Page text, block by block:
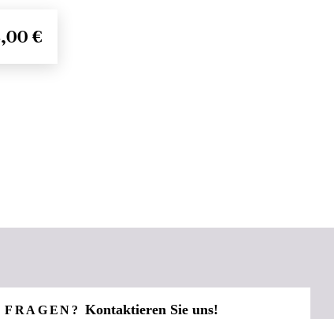
€
FRAGEN?Kontaktieren Sie uns!